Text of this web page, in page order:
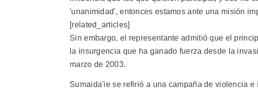
'unanimidad', entonces estamos ante una misión
[related_articles]
Sin embargo, el representante admitió que el
la insurgencia que ha ganado fuerza desde la
marzo de 2003.
Sumaida'ie se refirió a una campaña de violencia